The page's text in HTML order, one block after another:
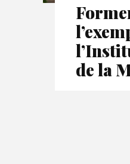
de la